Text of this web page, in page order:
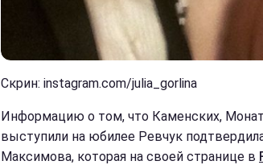
Скрин: instagram.com/julia_gorlina
Информацию о том, что Каменских,
выступили на юбилее Ревчук
Максимова, которая на своей странице в